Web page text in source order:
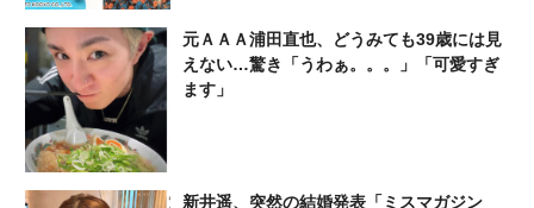
元ＡＡＡ浦田直也、どうみても39歳には見
えない…驚き「うわぁ。。。」「可愛すぎ
ます」
新井遥、突然の結婚発表「ミスマガジン